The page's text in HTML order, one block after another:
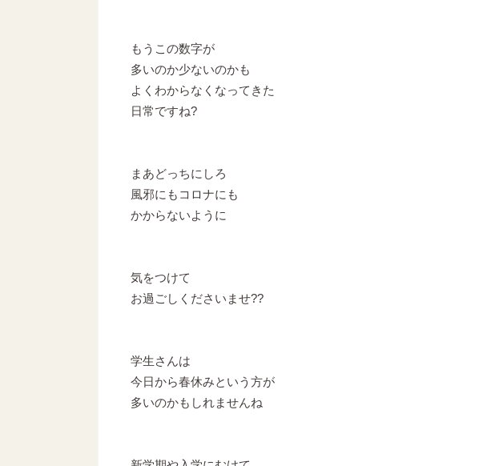
もうこの数字が
多いのか少ないのかも
よくわからなくなってきた
日常ですね?
まあどっちにしろ
風邪にもコロナにも
かからないように
気をつけて
お過ごしくださいませ??
学生さんは
今日から春休みという方が
多いのかもしれませんね